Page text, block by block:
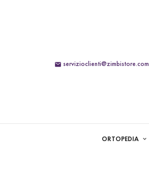
 servizioclienti@zimbistore.com
ORTOPEDIA